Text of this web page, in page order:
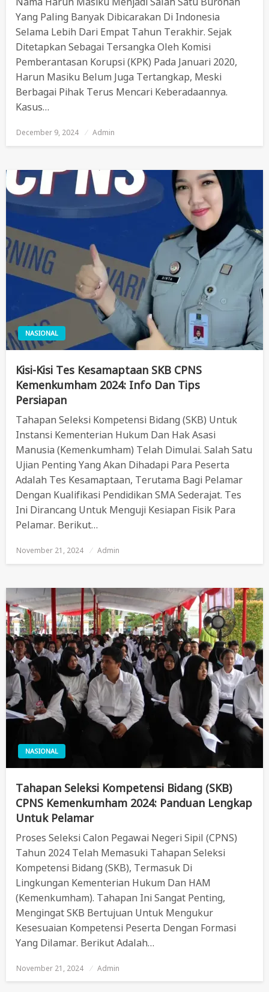
Yang Paling Banyak Dibicarakan Di Indonesia
Selama Lebih Dari Empat Tahun Terakhir. Sejak
Ditetapkan Sebagai Tersangka Oleh Komisi
Pemberantasan Korupsi (KPK) Pada Januari 2020,
Harun Masiku Belum Juga Tertangkap, Meski
Berbagai Pihak Terus Mencari Keberadaannya.
Kasus…
Posted
December 9, 2024 Admin
NASIONAL
Kisi-Kisi Tes Kesamaptaan SKB CPNS
Kemenkumham 2024: Info Dan Tips
Persiapan
Tahapan Seleksi Kompetensi Bidang (SKB) Untuk
Instansi Kementerian Hukum Dan Hak Asasi
Manusia (Kemenkumham) Telah Dimulai. Salah Satu
Ujian Penting Yang Akan Dihadapi Para Peserta
Adalah Tes Kesamaptaan, Terutama Bagi Pelamar
Dengan Kualifikasi Pendidikan SMA Sederajat. Tes
Ini Dirancang Untuk Menguji Kesiapan Fisik Para
Pelamar. Berikut…
Posted
November 21, 2024 Admin
NASIONAL
Tahapan Seleksi Kompetensi Bidang (SKB)
CPNS Kemenkumham 2024: Panduan Lengkap
Untuk Pelamar
Proses Seleksi Calon Pegawai Negeri Sipil (CPNS)
Tahun 2024 Telah Memasuki Tahapan Seleksi
Kompetensi Bidang (SKB), Termasuk Di
Lingkungan Kementerian Hukum Dan HAM
(Kemenkumham). Tahapan Ini Sangat Penting,
Mengingat SKB Bertujuan Untuk Mengukur
Kesesuaian Kompetensi Peserta Dengan Formasi
Yang Dilamar. Berikut Adalah…
Posted
November 21, 2024 Admin